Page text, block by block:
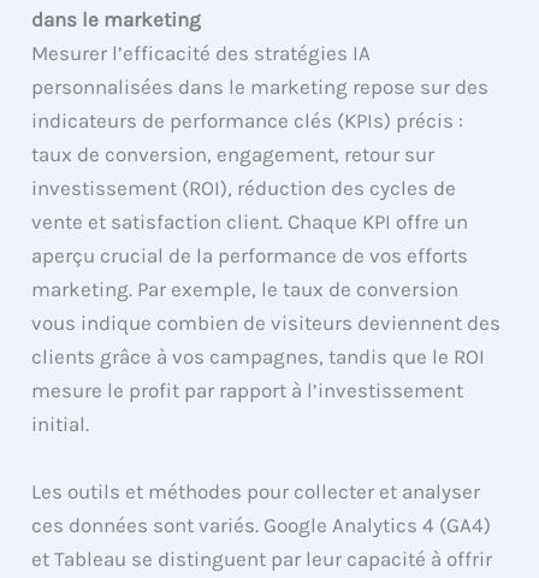
dans le marketing
Mesurer l’efficacité des stratégies IA
personnalisées dans le marketing repose sur des
indicateurs de performance clés (KPIs) précis :
taux de conversion, engagement, retour sur
investissement (ROI), réduction des cycles de
vente et satisfaction client. Chaque KPI offre un
aperçu crucial de la performance de vos efforts
marketing. Par exemple, le taux de conversion
vous indique combien de visiteurs deviennent des
clients grâce à vos campagnes, tandis que le ROI
mesure le profit par rapport à l’investissement
initial.
Les outils et méthodes pour collecter et analyser
ces données sont variés. Google Analytics 4 (GA4)
et Tableau se distinguent par leur capacité à offrir